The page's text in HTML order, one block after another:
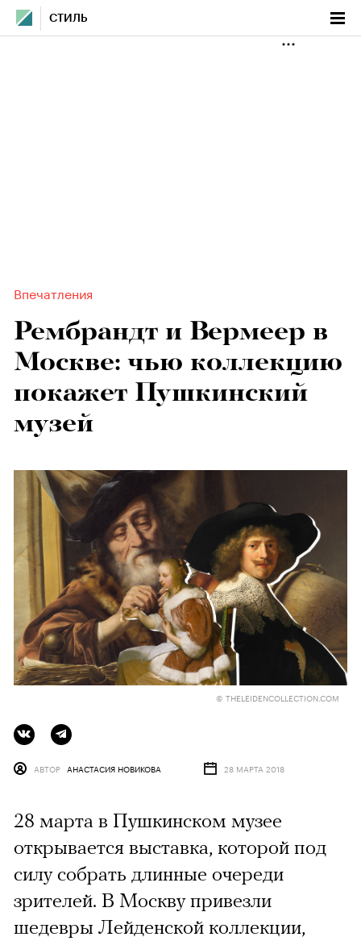
СТИЛЬ
Впечатления
Рембрандт и Вермеер в
Москве: чью коллекцию
покажет Пушкинский
музей
© THELEIDENCOLLECTION.COM
АВТОР АНАСТАСИЯ НОВИКОВА 28 МАРТА 2018
28 марта в Пушкинском музее
открывается выставка, которой под
силу собрать длинные очереди
зрителей. В Москву привезли
шедевры Лейденской коллекции,